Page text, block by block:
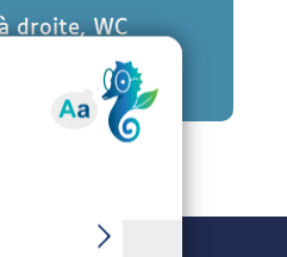
droite, WC
à droite
confidentialité